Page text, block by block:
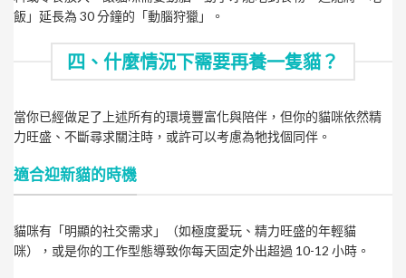
飯」延長為 30 分鐘的「動腦狩獵」。
四、什麼情況下需要再養一隻貓？
當你已經做足了上述所有的環境豐富化與陪伴，但你的貓咪依然精
力旺盛、不斷尋求關注時，或許可以考慮為牠找個同伴。
適合迎新貓的時機
貓咪有「明顯的社交需求」（如極度愛玩、精力旺盛的年輕貓
咪），或是你的工作型態導致你每天固定外出超過 10-12 小時。